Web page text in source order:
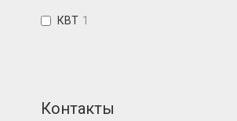
КВТ 1